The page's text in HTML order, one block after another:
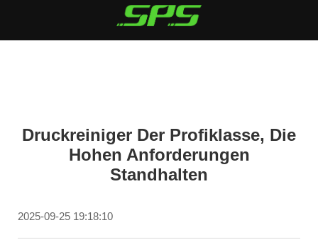
Druckreiniger Der Profiklasse, Die
Hohen Anforderungen
Standhalten
2025-09-25 19:18:10